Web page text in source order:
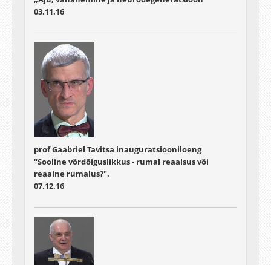
03.11.16
prof Gaabriel Tavitsa inauguratsiooniloeng
"Sooline võrdõiguslikkus - rumal reaalsus või
reaalne rumalus?".
07.12.16